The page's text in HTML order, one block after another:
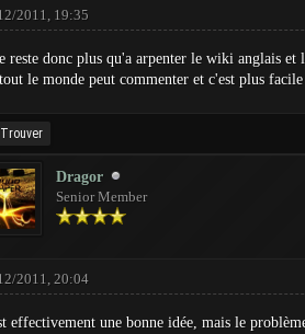
2011, 19:35
reste donc plus qu'a arpenter le wiki anglais
le monde peut commenter et c'est plus
Trouver
Dragor
Senior Member
2011, 20:04
effectivement une bonne idée, mais le